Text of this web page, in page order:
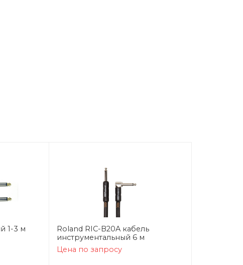
1-3 м
Roland RIC-B20A кабель
инструментальный 6 м
Цена по запросу